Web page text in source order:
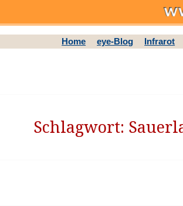
Home eye-Blog Infrarot
Schlagwort: